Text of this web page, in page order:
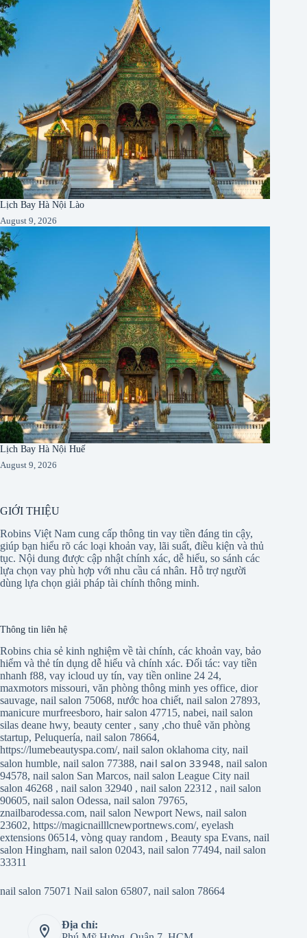
Lịch Bay Hà Nội Lào
August 9, 2026
Lịch Bay Hà Nội Huế
August 9, 2026
GIỚI THIỆU
Robins Việt Nam cung cấp thông tin vay tiền đáng tin cậy,
giúp bạn hiểu rõ các loại khoản vay, lãi suất, điều kiện và thủ
tục. Nội dung được cập nhật chính xác, dễ hiểu, so sánh các
lựa chọn vay phù hợp với nhu cầu cá nhân. Hỗ trợ người
dùng lựa chọn giải pháp tài chính thông minh.
Thông tin liên hệ
Robins chia sẻ kinh nghiệm về tài chính, các khoản vay, bảo
hiểm và thẻ tín dụng dễ hiểu và chính xác. Đối tác: vay tiền
nhanh f88, vay icloud uy tín, vay tiền online 24 24,
maxmotors missouri, văn phòng thông minh yes office, dior
sauvage, nail salon 75068, nước hoa chiết, nail salon 27893,
manicure murfreesboro, hair salon 47715, nabei, nail salon
silas deane hwy, beauty center, sany ,cho thuê văn phòng
startup, Peluquería, nail salon 78664,
https://lumebeautyspa.com/, nail salon oklahoma city, nail
salon humble, nail salon 77388, nail salon 33948,nail salon
94578, nail salon San Marcos, nail salon League City nail
salon 46268 , nail salon 32940 , nail salon 22312 , nail salon
90605, nail salon Odessa, nail salon 79765,
znailbarodessa.com, nail salon Newport News, nail salon
23602, https://magicnailllcnewportnews.com/, eyelash
extensions 06514, vòng quay random , Beauty spa Evans, nail
salon Hingham, nail salon 02043, nail salon 77494, nail salon
33311
nail salon 75071 Nail salon 65807, nail salon 78664
Địa chỉ: